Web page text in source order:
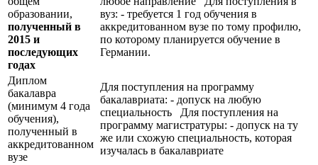
образовании,
полученный в
2015 и
последующих
годах
вуз: - требуется 1 год обучения в
аккредитованном вузе по тому профилю,
по которому планируется обучение в
Германии.
Диплом
бакалавра
(минимум 4 года
обучения),
полученный в
аккредитованном
вузе
Для поступления на программу
бакалавриата: - допуск на любую
специальность Для поступления на
программу магистратуры: - допуск на ту
же или схожую специальность, которая
изучалась в бакалавриате